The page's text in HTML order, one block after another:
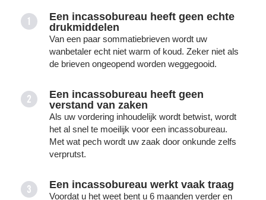
1
Een incassobureau heeft geen echte
drukmiddelen
Van een paar sommatiebrieven wordt uw
wanbetaler echt niet warm of koud. Zeker niet als
de brieven ongeopend worden weggegooid.
2
Een incassobureau heeft geen
verstand van zaken
Als uw vordering inhoudelijk wordt betwist, wordt
het al snel te moeilijk voor een incassobureau.
Met wat pech wordt uw zaak door onkunde zelfs
verprutst.
3 Een incassobureau werkt vaak traag
Voordat u het weet bent u 6 maanden verder en